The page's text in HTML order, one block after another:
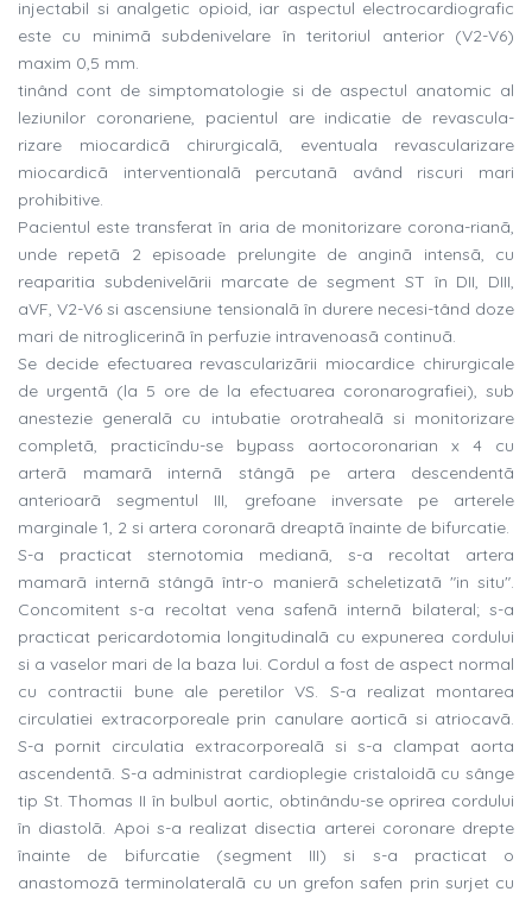
injectabil si analgetic opioid, iar aspectul electrocardiografic
este cu minimã subdenivelare în teritoriul anterior (V2-V6)
maxim 0,5 mm.
tinând cont de simptomatologie si de aspectul anatomic al
leziunilor coronariene, pacientul are indicatie de revascula-
rizare miocardicã chirurgicalã, eventuala revascularizare
miocardicã interventionalã percutanã având riscuri mari
prohibitive.
Pacientul este transferat în aria de monitorizare corona-rianã,
unde repetã 2 episoade prelungite de anginã intensã, cu
reaparitia subdenivelãrii marcate de segment ST în DII, DIII,
aVF, V2-V6 si ascensiune tensionalã în durere necesi-tând doze
mari de nitroglicerinã în perfuzie intravenoasã continuã.
Se decide efectuarea revascularizãrii miocardice chirurgicale
de urgentã (la 5 ore de la efectuarea coronarografiei), sub
anestezie generalã cu intubatie orotrahealã si monitorizare
completã, practicîndu-se bypass aortocoronarian x 4 cu
arterã mamarã internã stângã pe artera descendentã
anterioarã segmentul III, grefoane inversate pe arterele
marginale 1, 2 si artera coronarã dreaptã înainte de bifurcatie.
S-a practicat sternotomia medianã, s-a recoltat artera
mamarã internã stângã într-o manierã scheletizatã "in situ".
Concomitent s-a recoltat vena safenã internã bilateral; s-a
practicat pericardotomia longitudinalã cu expunerea cordului
si a vaselor mari de la baza lui. Cordul a fost de aspect normal
cu contractii bune ale peretilor VS. S-a realizat montarea
circulatiei extracorporeale prin canulare aorticã si atriocavã.
S-a pornit circulatia extracorporealã si s-a clampat aorta
ascendentã. S-a administrat cardioplegie cristaloidã cu sânge
tip St. Thomas II în bulbul aortic, obtinându-se oprirea cordului
în diastolã. Apoi s-a realizat disectia arterei coronare drepte
înainte de bifurcatie (segment III) si s-a practicat o
anastomozã terminolateralã cu un grefon safen prin surjet cu